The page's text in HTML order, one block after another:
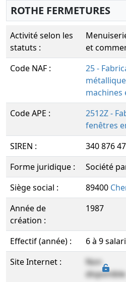
ROTHE FERMETURES
Activité selon les
statuts :
et
Code NAF :
25 -
machines
Code APE :
2512Z -
fenêtres
SIREN :
340 876
Forme juridique :
Société
Siège social :
89400
Année de
création :
1987
Effectif (année) :
6 à 9
Site Internet :
Non
disponible